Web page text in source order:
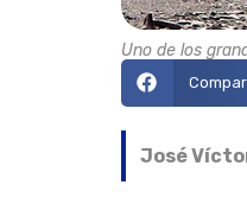
Uno de los
José